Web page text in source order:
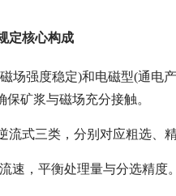
定核心构成
场强度稳定)和电磁型(通电
矿浆与磁场充分接触。
式三类，分别对应粗选、
速，平衡处理量与分选精度。